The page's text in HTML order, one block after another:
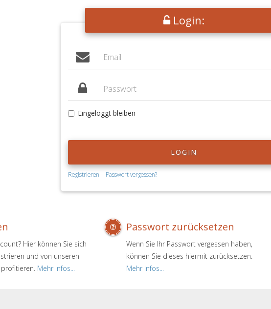
Login:
Eingeloggt bleiben
LOGIN
Registrieren - Passwort vergessen?
Hier können Sie sich
und von unseren
profitieren. Mehr Infos...
Passwort zurücksetzen
Wenn Sie Ihr Passwort vergessen haben,
können Sie dieses hiermit zurücksetzen.
Mehr Infos...